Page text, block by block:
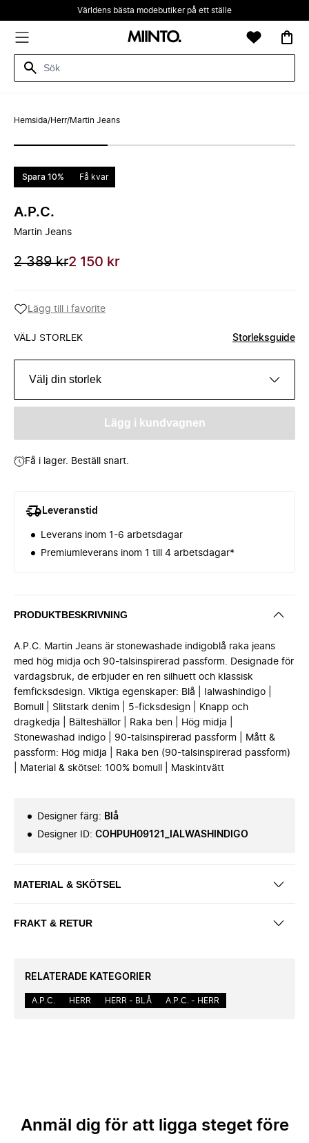
Världens bästa modebutiker på ett ställe
Hemsida/Herr/Martin Jeans
Spara 10% Få kvar
A.P.C.
Martin Jeans
2 389 kr2 150 kr
Lägg till i favorite
VÄLJ STORLEK Storleksguide
Välj din storlek
Lägg i kundvagnen
Få i lager. Beställ snart.
Leveranstid
Leverans inom 1-6 arbetsdagar
Premiumleverans inom 1 till 4 arbetsdagar*
PRODUKTBESKRIVNING
A.P.C. Martin Jeans är stonewashade indigoblå raka jeans
med hög midja och 90-talsinspirerad passform. Designade för
vardagsbruk, de erbjuder en ren silhuett och klassisk
femficksdesign. Viktiga egenskaper: Blå | Ialwashindigo |
Bomull | Slitstark denim | 5-ficksdesign | Knapp och
dragkedja | Bälteshällor | Raka ben | Hög midja |
Stonewashad indigo | 90-talsinspirerad passform | Mått &
passform: Hög midja | Raka ben (90-talsinspirerad passform)
| Material & skötsel: 100% bomull | Maskintvätt
Designer färg: Blå
Designer ID: COHPUH09121_IALWASHINDIGO
MATERIAL & SKÖTSEL
FRAKT & RETUR
RELATERADE KATEGORIER
A.P.C. HERR HERR - BLÅ A.P.C. - HERR
Anmäl dig för att ligga steget före